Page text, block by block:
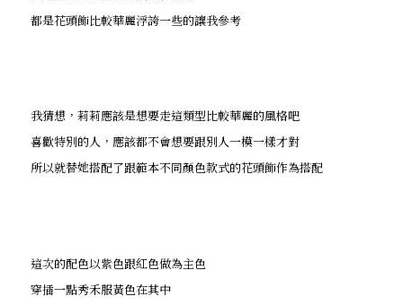
都是花頭飾比較華麗浮誇一些的讓我參考
我猜想，莉莉應該是想要走這類型比較華麗的風格吧
喜歡特別的人，應該都不會想要跟別人一模一樣才對
所以就替她搭配了跟範本不同顏色款式的花頭飾作為搭配
這次的配色以紫色跟紅色做為主色
穿插一點秀禾服黃色在其中